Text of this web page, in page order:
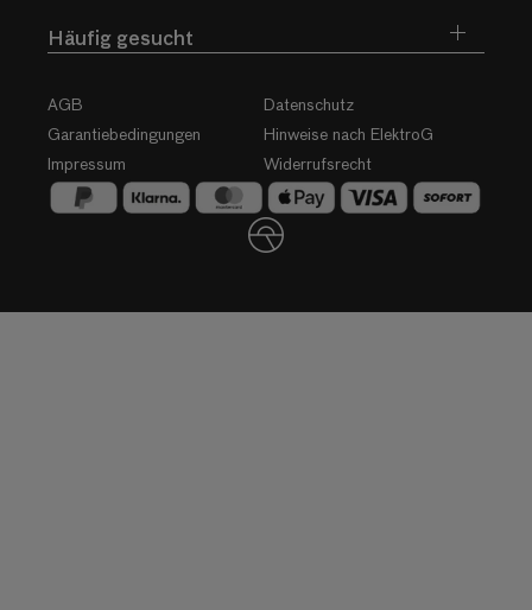
Häufig gesucht
AGB
Datenschutz
Garantiebedingungen
Hinweise nach ElektroG
Impressum
Widerrufsrecht